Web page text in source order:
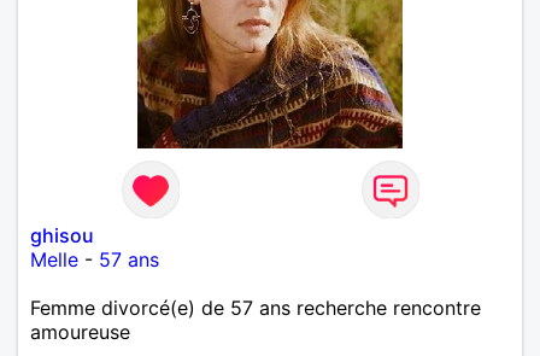
ghisou
Melle - 57 ans
Femme divorcé(e) de 57 ans recherche rencontre
amoureuse